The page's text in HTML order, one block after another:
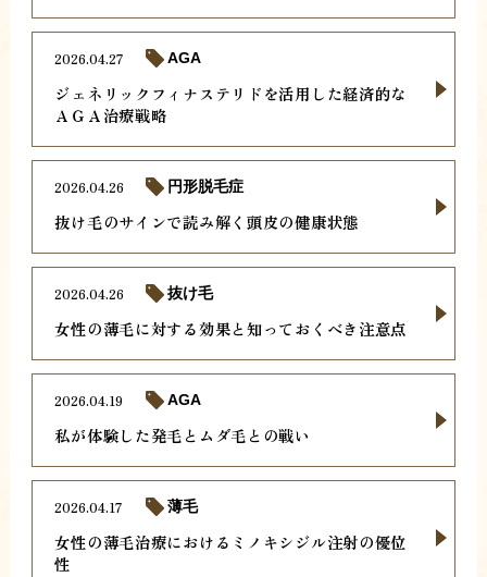
ジェネリックフィナステリドを活用した経済的な
ＡＧＡ治療戦略
2026.04.27 AGA
抜け毛のサインで読み解く頭皮の健康状態
2026.04.26 円形脱毛症
女性の薄毛に対する効果と知っておくべき注意点
2026.04.26 抜け毛
私が体験した発毛とムダ毛との戦い
2026.04.19 AGA
女性の薄毛治療におけるミノキシジル注射の優位
性
2026.04.17 薄毛